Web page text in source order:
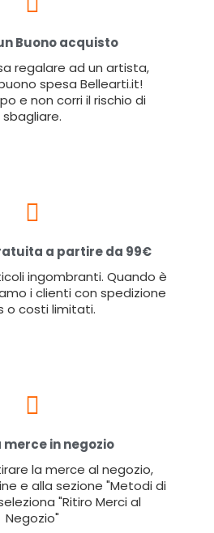
Buono acquisto
regalare ad un artista,
spesa Bellearti.it!
e non corri il rischio di
sbagliare.
a partire da 99€
ingombranti. Quando è
i clienti con spedizione
o costi limitati.
merce in negozio
la merce al negozio,
e alla sezione "Metodi di
"Ritiro Merci al
Negozio"